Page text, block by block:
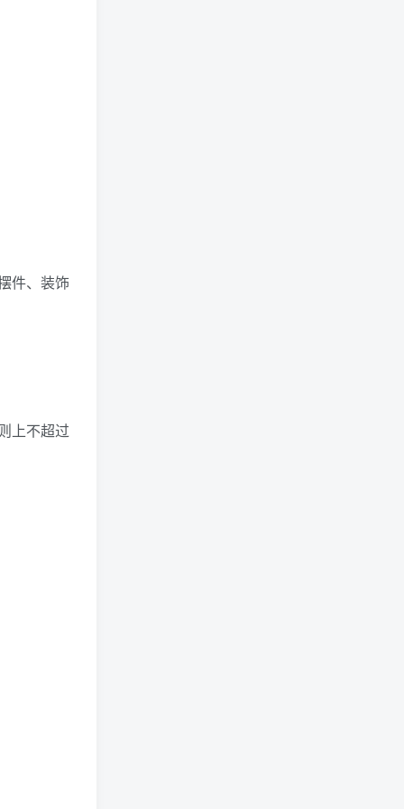
件、装饰
上不超过